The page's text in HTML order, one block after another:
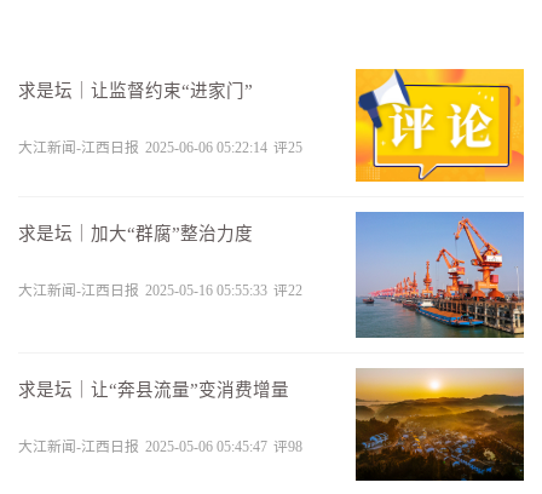
求是坛｜让监督约束“进家门”
大江新闻-江西日报 2025-06-06 05:22:14 评25
求是坛｜加大“群腐”整治力度
大江新闻-江西日报 2025-05-16 05:55:33 评22
求是坛｜让“奔县流量”变消费增量
大江新闻-江西日报 2025-05-06 05:45:47 评98